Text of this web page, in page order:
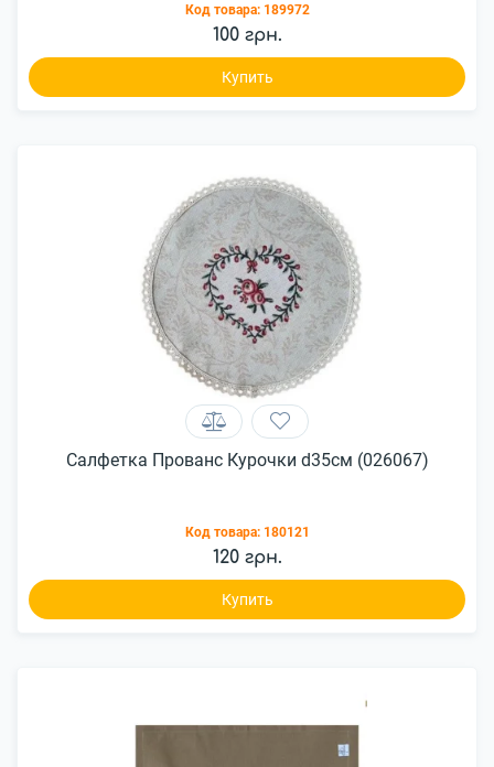
Код товара: 189972
100 грн.
Купить
Салфетка Прованс Курочки d35см (026067)
Код товара: 180121
120 грн.
Купить